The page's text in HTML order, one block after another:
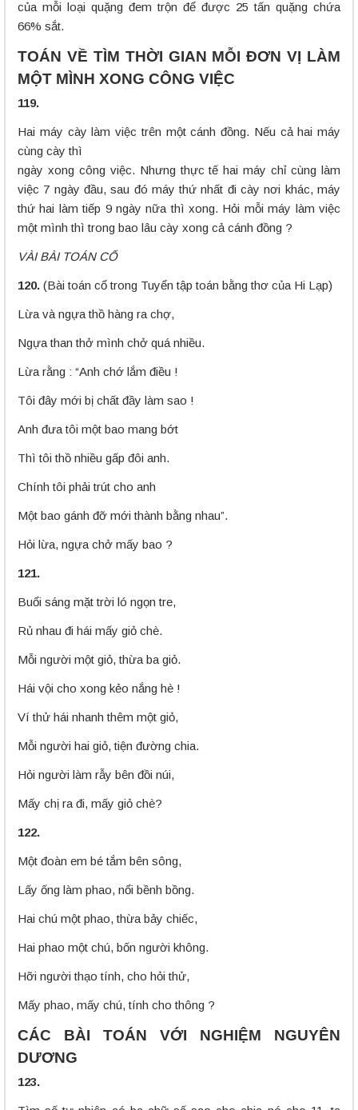
của mỗi loại quặng đem trộn để được 25 tấn quặng chứa
66% sắt.
TOÁN VỀ TÌM THỜI GIAN MỖI ĐƠN VỊ LÀM
MỘT MÌNH XONG CÔNG VIỆC
119.
Hai máy cày làm việc trên một cánh đồng. Nếu cả hai máy
cùng cày thì
ngày xong công việc. Nhưng thực tế hai máy chỉ cùng làm
việc 7 ngày đầu, sau đó máy thứ nhất đi cày nơi khác, máy
thứ hai làm tiếp 9 ngày nữa thì xong. Hỏi mỗi máy làm việc
một mình thì trong bao lâu cày xong cả cánh đồng ?
VÀI BÀI TOÁN CỔ
120. (Bài toán cổ trong Tuyển tập toán bằng thơ của Hi Lạp)
Lừa và ngựa thồ hàng ra chợ,
Ngựa than thở mình chở quá nhiều.
Lừa rằng : “Anh chớ lắm điều !
Tôi đây mới bị chất đầy làm sao !
Anh đưa tôi một bao mang bớt
Thì tôi thồ nhiều gấp đôi anh.
Chính tôi phải trút cho anh
Một bao gánh đỡ mới thành bằng nhau”.
Hỏi lừa, ngựa chở mấy bao ?
121.
Buổi sáng mặt trời ló ngọn tre,
Rủ nhau đi hái mấy giỏ chè.
Mỗi người một giỏ, thừa ba giỏ.
Hái vội cho xong kẻo nắng hè !
Ví thử hái nhanh thêm một giỏ,
Mỗi người hai giỏ, tiện đường chia.
Hỏi người làm rẫy bên đồi núi,
Mấy chị ra đi, mấy giỏ chè?
122.
Một đoàn em bé tắm bên sông,
Lấy ống làm phao, nổi bềnh bồng.
Hai chú một phao, thừa bảy chiếc,
Hai phao một chú, bốn người không.
Hỡi người thạo tính, cho hỏi thử,
Mấy phao, mấy chú, tính cho thông ?
CÁC BÀI TOÁN VỚI NGHIỆM NGUYÊN
DƯƠNG
123.